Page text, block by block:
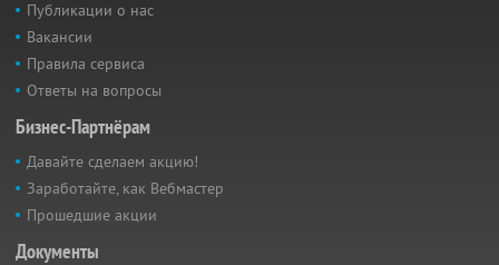
Публикации о нас
Вакансии
Правила сервиса
Ответы на вопросы
Бизнес-Партнёрам
Давайте сделаем акцию!
Заработайте, как Вебмастер
Прошедшие акции
Документы